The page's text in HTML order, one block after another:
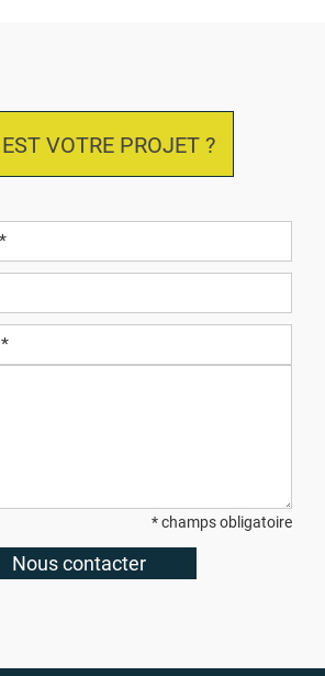
VOTRE PROJET ?
* champs obligatoire